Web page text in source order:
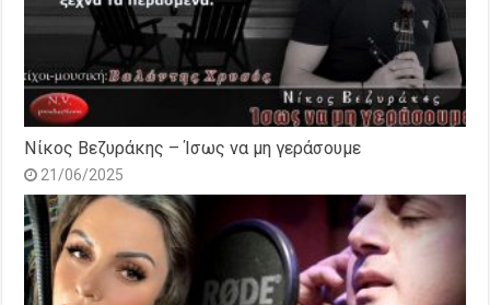
Νίκος Βεζυράκης – Ίσως να μη γεράσουμε
21/06/2025